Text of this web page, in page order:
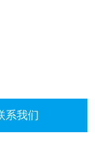
系我们